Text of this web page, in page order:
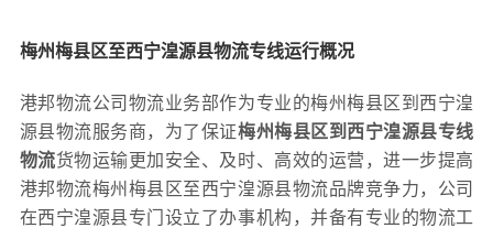
梅州梅县区至西宁湟源县物流专线运行概况
港邦物流公司物流业务部作为专业的梅州梅县区到西宁湟
源县物流服务商，为了保证梅州梅县区到西宁湟源县专线
物流货物运输更加安全、及时、高效的运营，进一步提高
港邦物流梅州梅县区至西宁湟源县物流品牌竞争力，公司
在西宁湟源县专门设立了办事机构，并备有专业的物流工